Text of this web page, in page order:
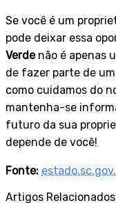
Se você é um
pode deixar essa
Verdenão é apenas
de fazer parte de
como cuidamos do
mantenha-se
futuro da sua
depende de você!
Fonte:
Artigos Relacionados